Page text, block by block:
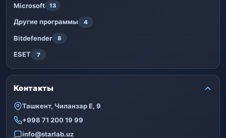
Microsoft 13
Другие программы 4
Bitdefender 8
ESET 7
Контакты
Ташкент, Чиланзар Е, 9
+998 71 200 19 99
info@starlab.uz